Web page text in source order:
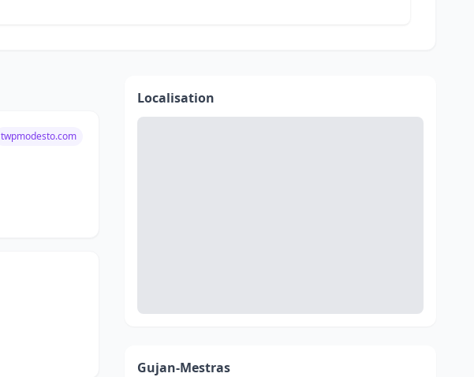
twpmodesto.com
Localisation
Gujan-Mestras